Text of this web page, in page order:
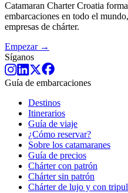
Catamaran Charter Croatia
embarcaciones en todo el
empresas de chárter.
Empezar →
Síganos
Guía de embarcaciones
Destinos
Itinerarios
Guía de viaje
¿Cómo reservar?
Sobre los catamaranes
Guía de precios
Chárter con patrón
Chárter sin patrón
Chárter de lujo y con